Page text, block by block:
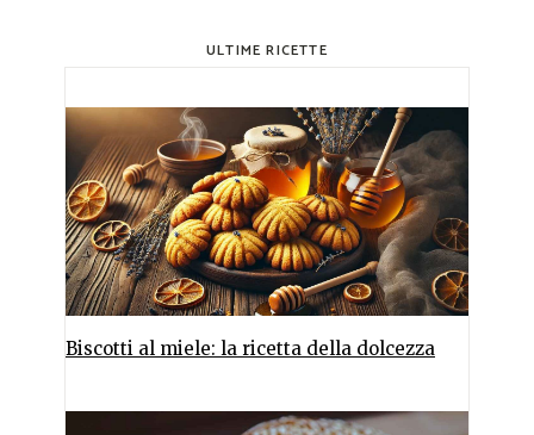
ULTIME RICETTE
Biscotti al miele: la ricetta della dolcezza